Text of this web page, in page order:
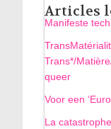
Articles
Manifeste
Trans*/
queer
Voor een
La